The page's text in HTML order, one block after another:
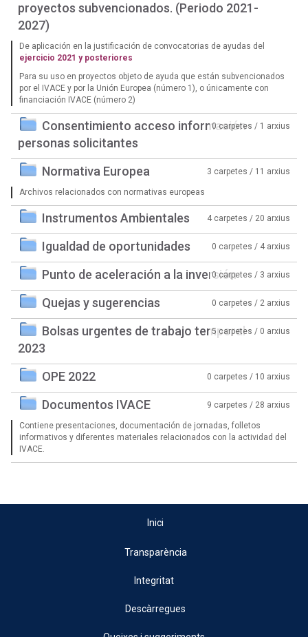
proyectos subvencionados. (Periodo 2021-
2027)
De aplicación en la justificación de convocatorias de ayudas del
ejercicio 2021 y posteriores
Para su uso en proyectos objeto de ayuda que están subvencionados
por el IVACE y por la Unión Europea (número 1), o únicamente con
financiación IVACE (número 2)
Consentimiento acceso información
personas solicitantes
0 carpetes / 1 arxius
Normativa Europea 3 carpetes / 11 arxius
Archivos relacionados con normativas europeas
Instrumentos Ambientales 4 carpetes / 20 arxius
Igualdad de oportunidades 0 carpetes / 4 arxius
Punto de aceleración a la inversión0 carpetes / 3 arxius
Quejas y sugerencias 0 carpetes / 2 arxius
Bolsas urgentes de trabajo temporal
2023
5 carpetes / 0 arxius
OPE 2022 0 carpetes / 10 arxius
Documentos IVACE 9 carpetes / 28 arxius
Contiene presentaciones, documentación de jornadas, folletos
informativos y diferentes materiales relacionados con la actividad del
IVACE.
Inici
Transparència
Integritat
Descàrregues